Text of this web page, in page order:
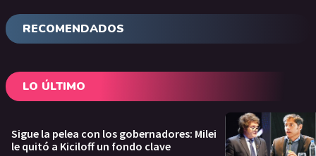
RECOMENDADOS
LO ÚLTIMO
Sigue la pelea con los gobernadores: Milei
le quitó a Kiciloff un fondo clave